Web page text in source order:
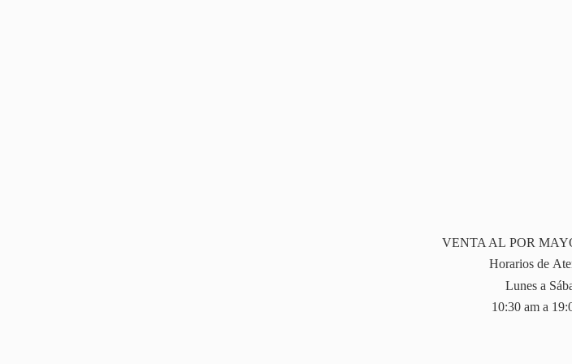
VENTA AL POR
Horarios de
Lunes a
10:30 am a 19: